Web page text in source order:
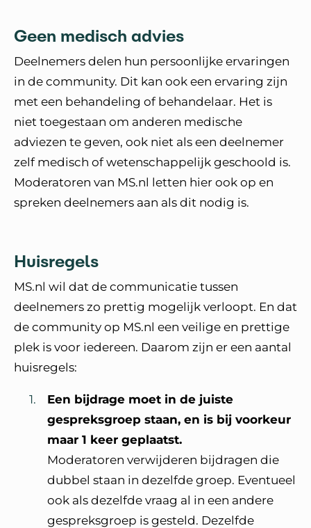
Geen medisch advies
Deelnemers delen hun persoonlijke ervaringen
in de community. Dit kan ook een ervaring zijn
met een behandeling of behandelaar. Het is
niet toegestaan om anderen medische
adviezen te geven, ook niet als een deelnemer
zelf medisch of wetenschappelijk geschoold is.
Moderatoren van MS.nl letten hier ook op en
spreken deelnemers aan als dit nodig is.
Huisregels
MS.nl wil dat de communicatie tussen
deelnemers zo prettig mogelijk verloopt. En dat
de community op MS.nl een veilige en prettige
plek is voor iedereen. Daarom zijn er een aantal
huisregels:
Een bijdrage moet in de juiste
gespreksgroep staan, en is bij voorkeur
maar 1 keer geplaatst.
Moderatoren verwijderen bijdragen die
dubbel staan in dezelfde groep. Eventueel
ook als dezelfde vraag al in een andere
gespreksgroep is gesteld. Dezelfde